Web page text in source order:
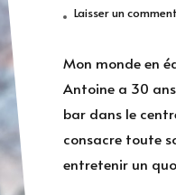
Laisser un
Mon monde en
Antoine a 30
bar dans le
consacre toute
entretenir un